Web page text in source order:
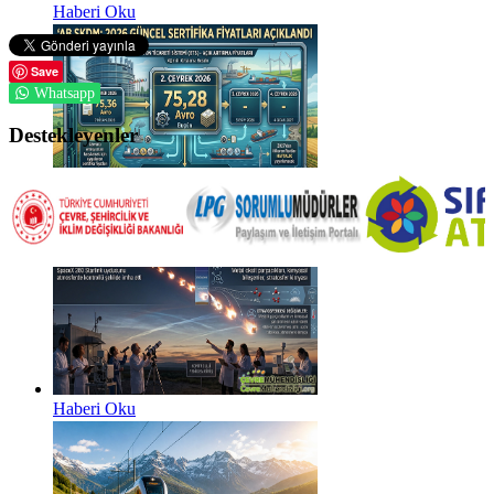
Haberi Oku
Haberi Oku
Haberi Oku
Save
Whatsapp
Destekleyenler